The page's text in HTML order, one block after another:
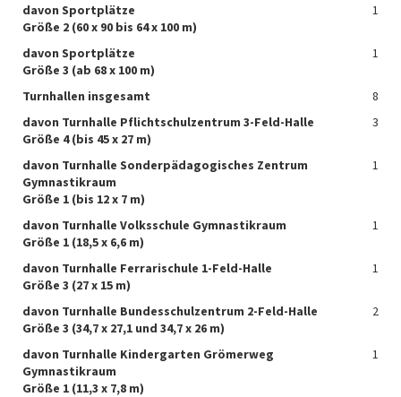
davon Sportplätze
Größe 2 (60 x 90 bis 64 x 100 m)
1
davon Sportplätze
Größe 3 (ab 68 x 100 m)
1
Turnhallen insgesamt
8
davon Turnhalle Pflichtschulzentrum 3-Feld-Halle
Größe 4 (bis 45 x 27 m)
3
davon Turnhalle Sonderpädagogisches Zentrum
Gymnastikraum
Größe 1 (bis 12 x 7 m)
1
davon Turnhalle Volksschule Gymnastikraum
Größe 1 (18,5 x 6,6 m)
1
davon Turnhalle Ferrarischule 1-Feld-Halle
Größe 3 (27 x 15 m)
1
davon Turnhalle Bundesschulzentrum 2-Feld-Halle
Größe 3 (34,7 x 27,1 und 34,7 x 26 m)
2
davon Turnhalle Kindergarten Grömerweg
Gymnastikraum
Größe 1 (11,3 x 7,8 m)
1